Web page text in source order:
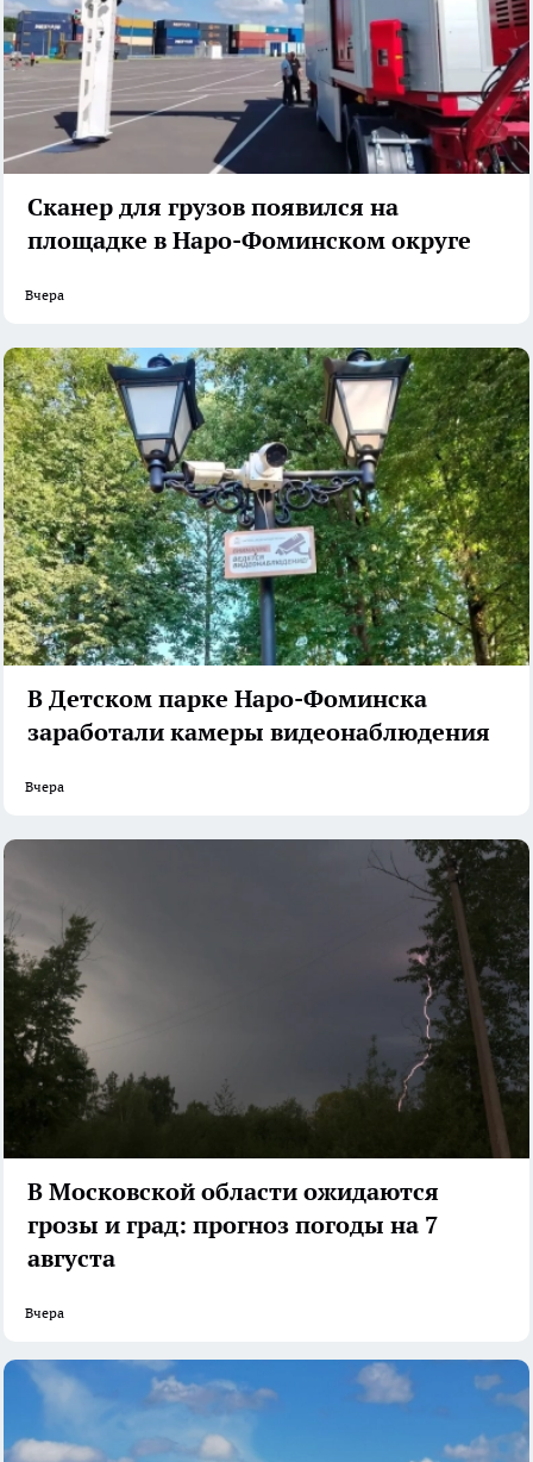
Сканер для грузов появился на
площадке в Наро-Фоминском округе
Вчера
В Детском парке Наро-Фоминска
заработали камеры видеонаблюдения
Вчера
В Московской области ожидаются
грозы и град: прогноз погоды на 7
августа
Вчера